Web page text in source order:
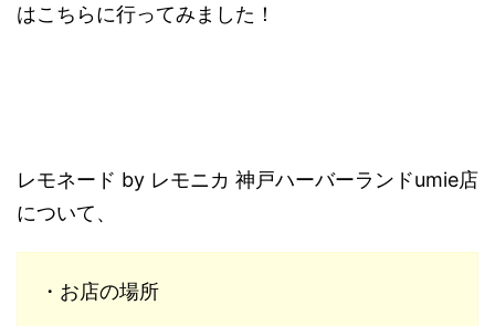
はこちらに行ってみました！
レモネード by レモニカ 神戸ハーバーランドumie店
について、
・お店の場所